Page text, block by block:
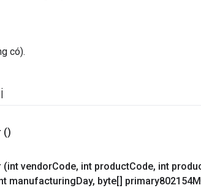
có).
()
(int vendorCode, int productCode, int
manufacturingDay, byte[]